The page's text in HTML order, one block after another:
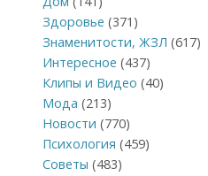
Здоровье (371)
Знаменитости, ЖЗЛ (617)
Интересное (437)
Клипы и Видео (40)
Мода (213)
Новости (770)
Психология (459)
Советы (483)